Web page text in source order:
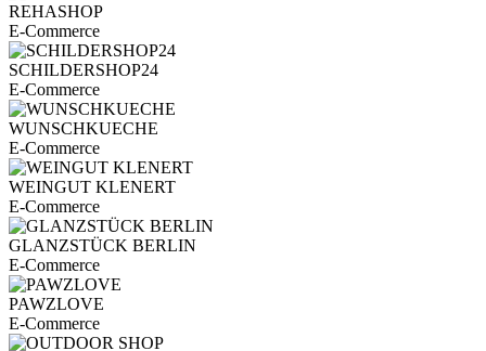
REHASHOP
E-Commerce
SCHILDERSHOP24
E-Commerce
WUNSCHKUECHE
E-Commerce
WEINGUT KLENERT
E-Commerce
GLANZSTÜCK BERLIN
E-Commerce
PAWZLOVE
E-Commerce